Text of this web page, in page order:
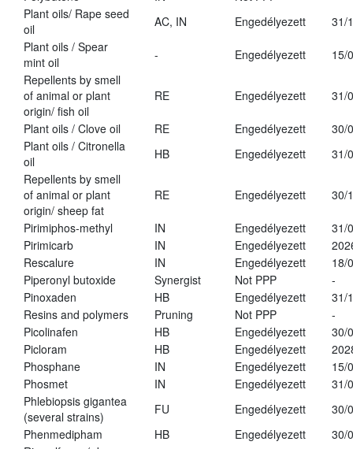
Plant oils/ Rape seed
oil
AC, IN Engedélyezett
31/
Plant oils / Spear
mint oil
- Engedélyezett
15/
Repellents by smell
of animal or plant
origin/ fish oil
RE Engedélyezett 31/
Plant oils / Clove oil RE Engedélyezett
30/
Plant oils / Citronella
oil
HB Engedélyezett
31/
Repellents by smell
of animal or plant
origin/ sheep fat
RE Engedélyezett 30/
Pirimiphos-methyl IN Engedélyezett
31/
Pirimicarb
IN Engedélyezett
Rescalure
IN Engedélyezett
18/
Piperonyl butoxide
Synergist Not PPP
-
Pinoxaden
HB Engedélyezett
31/
Resins and polymers
Pruning Not PPP
-
Picolinafen
HB Engedélyezett
30/
Picloram
HB Engedélyezett
Phosphane
IN Engedélyezett
15/
Phosmet
IN Engedélyezett
31/
Phlebiopsis gigantea
(several strains)
FU Engedélyezett
30/
Phenmedipham
HB Engedélyezett
30/